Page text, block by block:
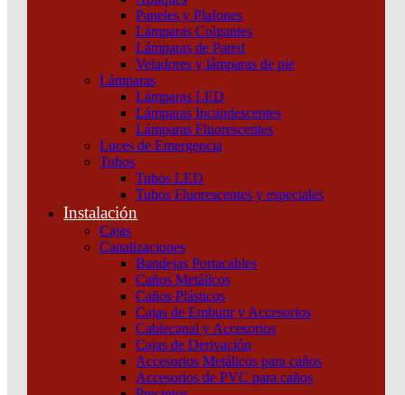
Paneles y Plafones
Lámparas Colgantes
Lámparas de Pared
Veladores y lámparas de pie
Lámparas
Lámparas LED
Lámparas Incandescentes
Lámparas Fluorescentes
Luces de Emergencia
Tubos
Tubos LED
Tubos Fluorescentes y especiales
Instalación
Cajas
Canalizaciones
Bandejas Portacables
Caños Metálicos
Caños Plásticos
Cajas de Embutir y Accesorios
Cablecanal y Accesorios
Cajas de Derivación
Accesorios Metálicos para caños
Accesorios de PVC para caños